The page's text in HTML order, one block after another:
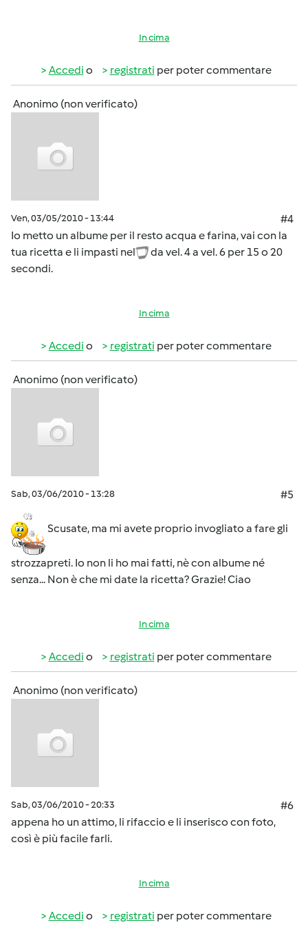
In cima
Accedi o registrati per poter commentare
Anonimo (non verificato)
Ven, 03/05/2010 - 13:44
#4
Io metto un albume per il resto acqua e farina, vai con la
tua ricetta e li impasti nel
da vel. 4 a vel. 6 per 15 o 20
secondi.
In cima
Accedi o registrati per poter commentare
Anonimo (non verificato)
Sab, 03/06/2010 - 13:28 #5
Scusate, ma mi avete proprio invogliato a fare gli
strozzapreti. Io non li ho mai fatti, nè con albume né
senza... Non è che mi date la ricetta? Grazie! Ciao
In cima
Accedi o registrati per poter commentare
Anonimo (non verificato)
Sab, 03/06/2010 - 20:33
#6
appena ho un attimo, li rifaccio e li inserisco con foto,
così è più facile farli.
In cima
Accedi o registrati per poter commentare